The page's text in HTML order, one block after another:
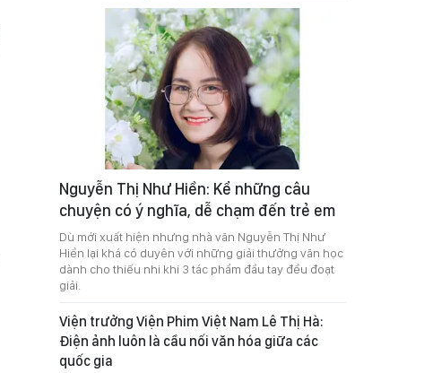
Nguyễn Thị Như Hiền: Kể những câu
chuyện có ý nghĩa, dễ chạm đến trẻ em
Dù mới xuất hiện nhưng nhà văn Nguyễn Thị Như
Hiền lại khá có duyên với những giải thưởng văn học
dành cho thiếu nhi khi 3 tác phẩm đầu tay đều đoạt
giải.
Viện trưởng Viện Phim Việt Nam Lê Thị Hà:
Điện ảnh luôn là cầu nối văn hóa giữa các
quốc gia